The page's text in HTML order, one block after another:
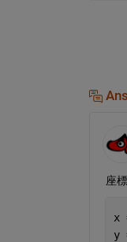
座
x
y